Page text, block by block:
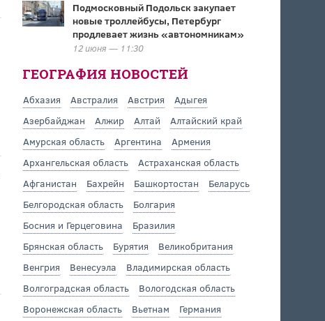
Подмосковный Подольск закупает
новые троллейбусы, Петербург
продлевает жизнь «автономникам»
12 июня — 11:30
ГЕОГРАФИЯ НОВОСТЕЙ
Абхазия Австралия Австрия
Адыгея
Азербайджан
Алжир Алтай
Алтайский край
Амурская область
Аргентина
Армения
Архангельская область
Астраханская область
Афганистан
Бахрейн Башкортостан
Беларусь
Белгородская область
Болгария
Босния и Герцеговина
Бразилия
Брянская область
Бурятия
Великобритания
Венгрия
Венесуэла
Владимирская область
Волгоградская область
Вологодская область
Воронежская область
Вьетнам
Германия